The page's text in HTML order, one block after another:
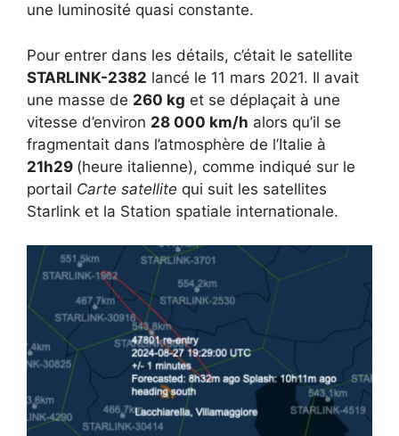
une luminosité quasi constante.
Pour entrer dans les détails, c’était le satellite
STARLINK-2382 lancé le 11 mars 2021. Il avait
une masse de 260 kg et se déplaçait à une
vitesse d’environ 28 000 km/h alors qu’il se
fragmentait dans l’atmosphère de l’Italie à
21h29 (heure italienne), comme indiqué sur le
portail Carte satellite qui suit les satellites
Starlink et la Station spatiale internationale.